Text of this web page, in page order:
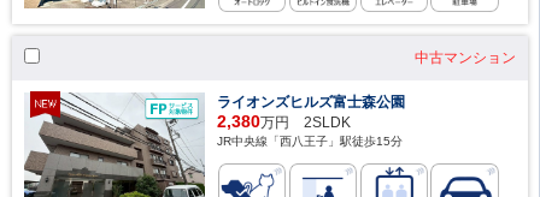
中古マンション
ライオンズヒルズ富士森公園
2,380万円 2SLDK
JR中央線「西八王子」駅徒歩15分